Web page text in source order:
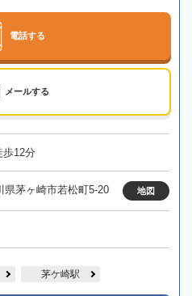
電話する
メールする
12分
県茅ヶ崎市若松町5-20 地図
茅ケ崎駅